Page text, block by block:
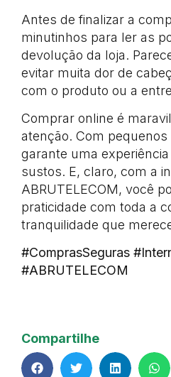
Antes de finalizar a
minutinhos para ler as
devolução da loja.
evitar muita dor de
com o produto ou a
Comprar online é
atenção. Com
garante uma
sustos. E, claro, com a
ABRUTELECOM, você
praticidade com toda a
tranquilidade que
#ComprasSeguras
#ABRUTELECOM
Compartilhe